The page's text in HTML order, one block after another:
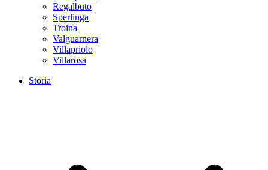
Regalbuto
Sperlinga
Troina
Valguarnera
Villapriolo
Villarosa
Storia